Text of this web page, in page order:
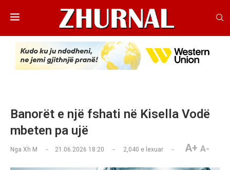
Banorët e një fshati në Kisella Vodë
mbeten pa ujë
Nga Xh M 21.06.2026 18:20 2,040 e lexuar A+ A-